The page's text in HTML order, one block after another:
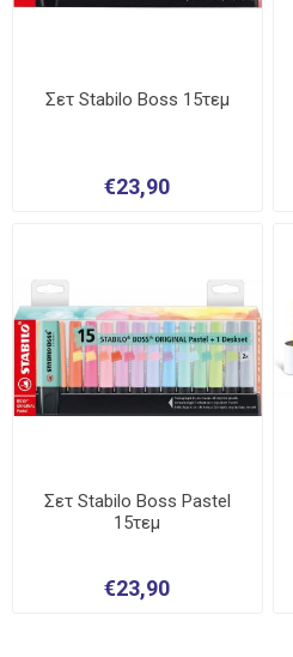
Σετ Stabilo Boss 15τεμ
€23,90
Σετ Stabilo Boss Pastel
15τεμ
€23,90